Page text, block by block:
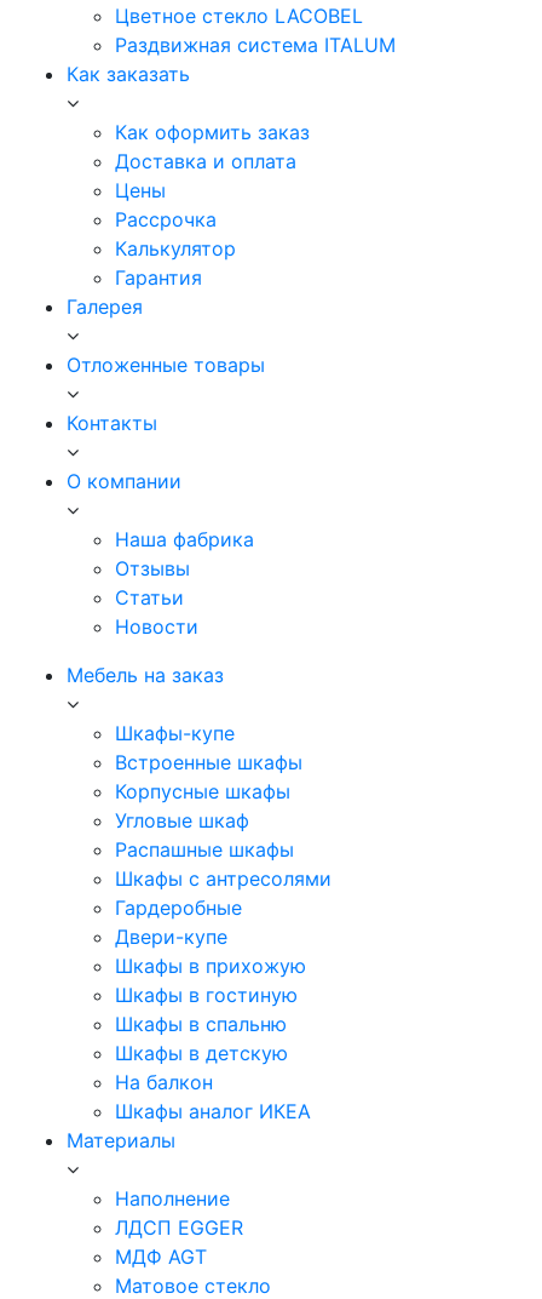
Цветное стекло LACOBEL
Раздвижная система ITALUM
Как заказать
Как оформить заказ
Доставка и оплата
Цены
Рассрочка
Калькулятор
Гарантия
Галерея
Отложенные товары
Контакты
О компании
Наша фабрика
Отзывы
Статьи
Новости
Мебель на заказ
Шкафы-купе
Встроенные шкафы
Корпусные шкафы
Угловые шкаф
Распашные шкафы
Шкафы с антресолями
Гардеробные
Двери-купе
Шкафы в прихожую
Шкафы в гостиную
Шкафы в спальню
Шкафы в детскую
На балкон
Шкафы аналог ИКЕА
Материалы
Наполнение
ЛДСП EGGER
МДФ AGT
Матовое стекло